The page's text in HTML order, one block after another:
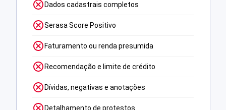
Dados cadastrais completos
Serasa Score Positivo
Faturamento ou renda presumida
Recomendação e limite de crédito
Dívidas, negativas e anotações
Detalhamento de protestos